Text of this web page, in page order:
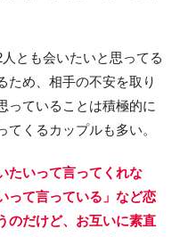
とも会いたいと思ってる
ため、相手の不安を取り
っていることは積極的に
くるカップルも多い。
たいって言ってくれな
って言っている」など恋
のだけど、お互いに素直